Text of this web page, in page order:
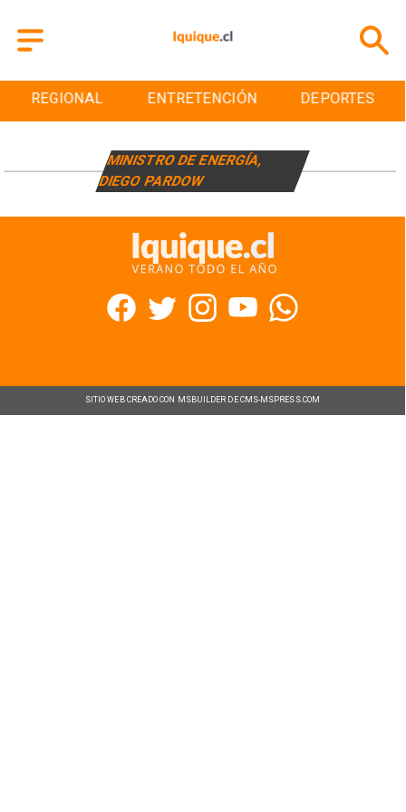
REGIONAL ENTRETENCIÓN DEPORTES
MINISTRO DE ENERGÍA,
DIEGO PARDOW
SITIO WEB CREADO CON MSBUILDER DE CMS-MSPRESS.COM